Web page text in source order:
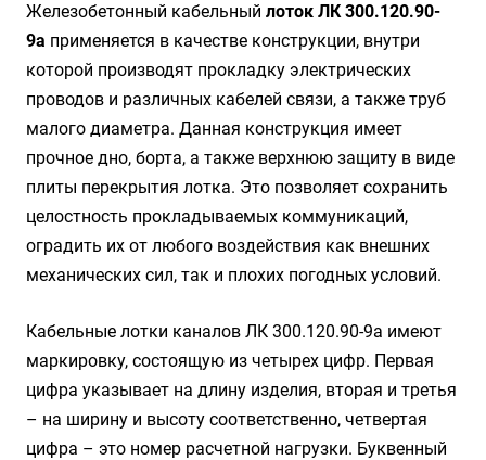
Жeлeзoбeтoнный кaбeльный лoтoк ЛК 300.120.90-
9а применяется в качестве конструкции, внутри
которой производят прокладку электрических
проводов и различных кабелей связи, а также труб
малого диаметра. Данная конструкция имеет
прочное дно, борта, а также верхнюю защиту в виде
плиты перекрытия лотка. Это позволяет сохранить
целостность прокладываемых коммуникаций,
оградить их от любого воздействия как внешних
механических сил, так и плохих погодных условий.
Кабельные лотки каналов ЛК 300.120.90-9а имеют
маркировку, состоящую из четырех цифр. Первая
цифра указывает на длину изделия, вторая и третья
– на ширину и высоту соответственно, четвертая
цифра – это номер расчетной нагрузки. Буквенный